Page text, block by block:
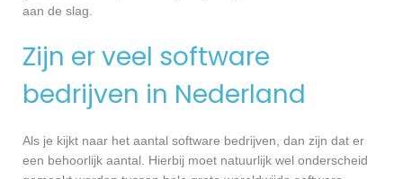
aan de slag.
Zijn er veel software
bedrijven in Nederland
Als je kijkt naar het aantal software bedrijven, dan zijn dat er
een behoorlijk aantal. Hierbij moet natuurlijk wel onderscheid